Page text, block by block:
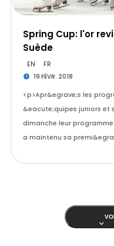
Spring Cup: l'or
Suède
EN FR
19 FÉVR. 2018
<p>Apr&egrave;s les
&eacute;quipes juniors et
dimanche leur programme
a maintenu sa